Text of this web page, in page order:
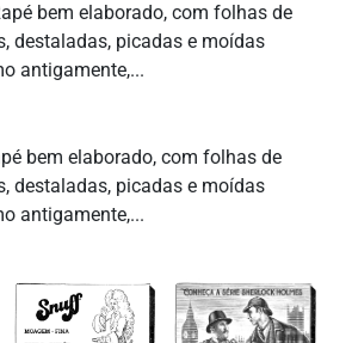
bem elaborado, com folhas de
destaladas, picadas e moídas
antigamente,...
bem elaborado, com folhas de
destaladas, picadas e moídas
antigamente,...